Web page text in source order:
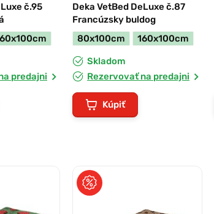
č.95
predajni
Deka VetBed DeLuxe č.87
Francúzsky buldog
80x100cm
160x100cm
Skladom
Rezervovať na predajni
Kúpiť